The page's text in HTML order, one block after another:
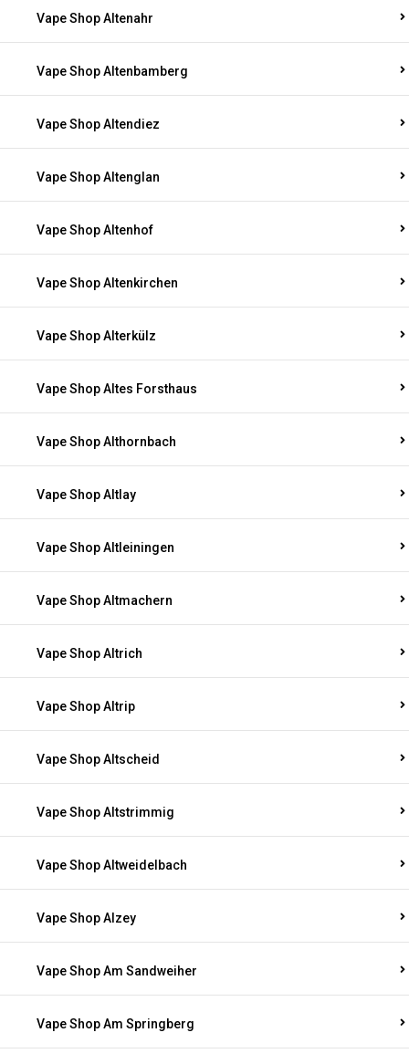
Vape Shop Altenahr
Vape Shop Altenbamberg
Vape Shop Altendiez
Vape Shop Altenglan
Vape Shop Altenhof
Vape Shop Altenkirchen
Vape Shop Alterkülz
Vape Shop Altes Forsthaus
Vape Shop Althornbach
Vape Shop Altlay
Vape Shop Altleiningen
Vape Shop Altmachern
Vape Shop Altrich
Vape Shop Altrip
Vape Shop Altscheid
Vape Shop Altstrimmig
Vape Shop Altweidelbach
Vape Shop Alzey
Vape Shop Am Sandweiher
Vape Shop Am Springberg